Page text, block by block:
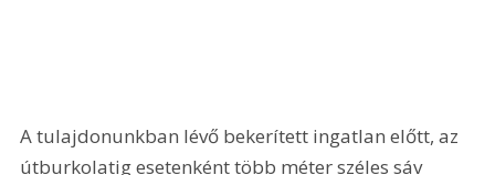
A tulajdonunkban lévő bekerített ingatlan előtt, az
útburkolatig esetenként több méter széles sáv